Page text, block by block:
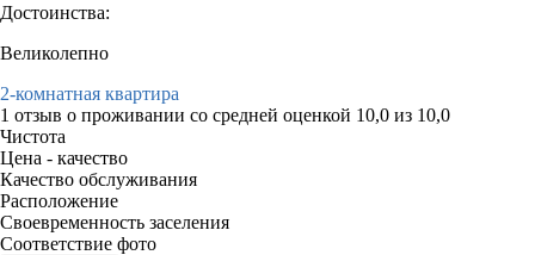
Достоинства:
Великолепно
2-комнатная квартира
1 отзыв о проживании со средней оценкой 10,0 из 10,0
Чистота
Цена - качество
Качество обслуживания
Расположение
Своевременность заселения
Соответствие фото